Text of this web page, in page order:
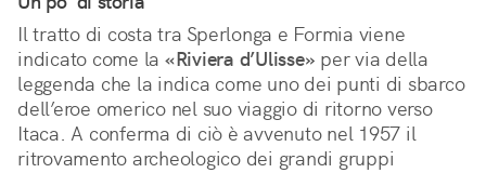
Il tratto di costa tra Sperlonga e Formia viene
indicato come la «Riviera d’Ulisse» per via della
leggenda che la indica come uno dei punti di sbarco
dell’eroe omerico nel suo viaggio di ritorno verso
Itaca. A conferma di ciò è avvenuto nel 1957 il
ritrovamento archeologico dei grandi gruppi